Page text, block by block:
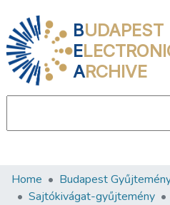
BUDAPEST
E
ARCHIVE
Communities & Collections
Home Budapest
Sajtókivágat-gyűjtemény